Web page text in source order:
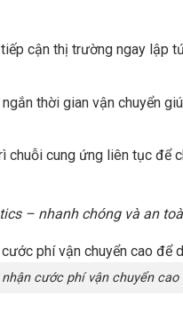
cận thị trường ngay lập
ngắn thời gian vận chuyển
chuỗi cung ứng liên tục để
– nhanh chóng và an
cước phí vận chuyển